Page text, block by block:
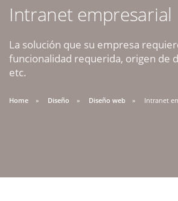
Intranet empresarial
La solución que su empresa
funcionalidad requerida, origen de
etc.
Home Diseño Diseño web Intranet
09:30 AM A 18:30 PM
soporte@webseo.cl